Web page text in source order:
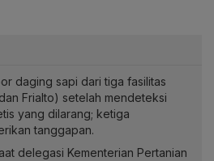
daging sapi dari tiga fasilitas
Frialto) setelah mendeteksi
yang dilarang; ketiga
tanggapan.
delegasi Kementerian Pertanian